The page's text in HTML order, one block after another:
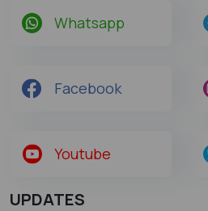
Whatsapp
Facebook
Youtube
UPDATES